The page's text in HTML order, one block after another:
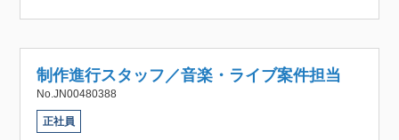
制作進行スタッフ／音楽・ライブ案件担当
No.JN00480388
正社員